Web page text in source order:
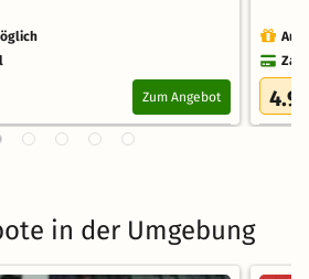
Zum Angebot 4.9
in der Umgebung